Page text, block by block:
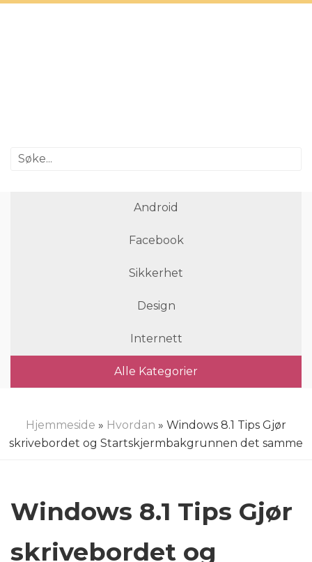
Android
Facebook
Sikkerhet
Design
Internett
Alle Kategorier
Hjemmeside » Hvordan » Windows 8.1 Tips Gjør
skrivebordet og Startskjermbakgrunnen det samme
Windows 8.1 Tips Gjør
skrivebordet og